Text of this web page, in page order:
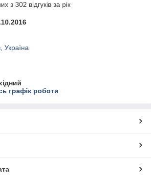
з 302 відгуків за рік
Україна
графік роботи